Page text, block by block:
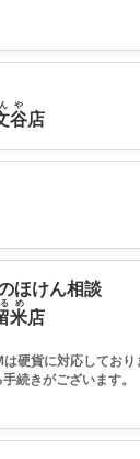
谷
や
店
ほけん相談
米
め
店
硬貨に対応しており
続きがございます。